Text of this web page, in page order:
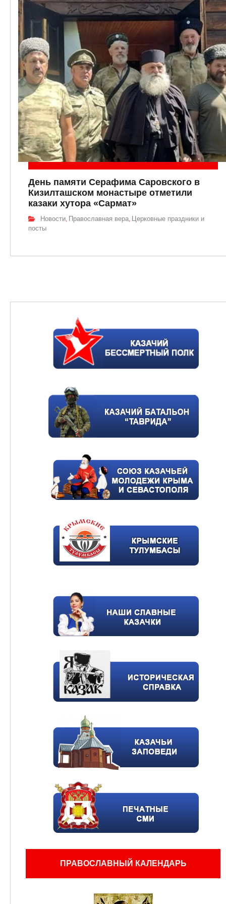
День памяти Серафима Саровского в
Кизилташском монастыре отметили
казаки хутора «Сармат»
Новости, Православная вера, Церковные праздники и
посты
ПРАВОСЛАВНЫЙ КАЛЕНДАРЬ